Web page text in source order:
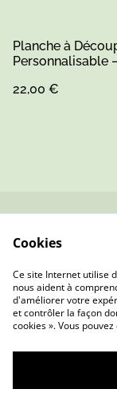
Planche à
Personnalisable
22,00 €
©2026
Mme
Cookies
Ce site Internet utilise
nous aident à
d'améliorer votre
et contrôler la façon
cookies ». Vous